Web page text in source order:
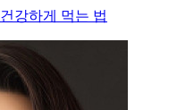
강하게 먹는 법